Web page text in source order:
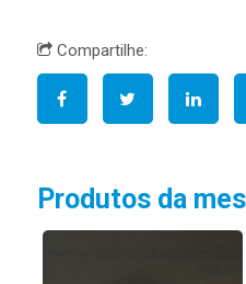
Compartilhe:
Produtos da